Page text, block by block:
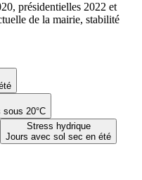
sous 20°C
Stress hydrique
Jours avec sol sec en été
présidentielles 2022 et
de la mairie, stabilité